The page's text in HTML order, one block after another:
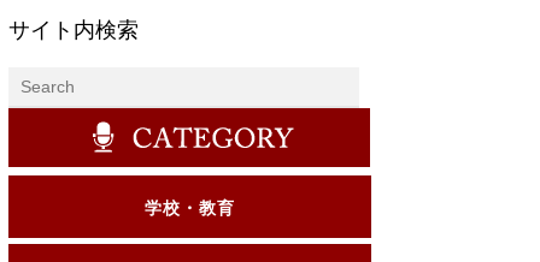
サイト内検索
学校・教育